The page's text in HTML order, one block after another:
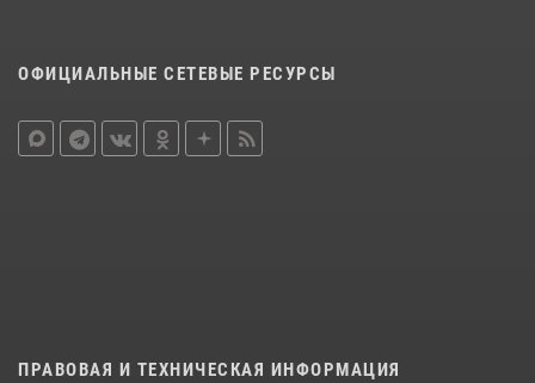
ОФИЦИАЛЬНЫЕ СЕТЕВЫЕ РЕСУРСЫ
ПРАВОВАЯ И ТЕХНИЧЕСКАЯ ИНФОРМАЦИЯ